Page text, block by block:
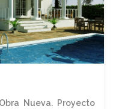
Nueva. Proyecto